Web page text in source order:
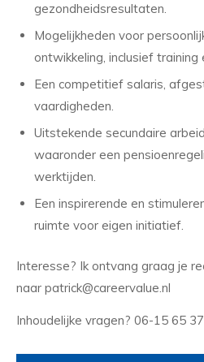
gezondheidsresultaten.
Mogelijkheden voor
ontwikkeling, inclusief training
Een competitief salaris,
vaardigheden.
Uitstekende secundaire
waaronder een
werktijden.
Een inspirerende en
ruimte voor eigen initiatief.
Interesse? Ik ontvang graag je
naar patrick@careervalue.nl
Inhoudelijke vragen? 06-15 65